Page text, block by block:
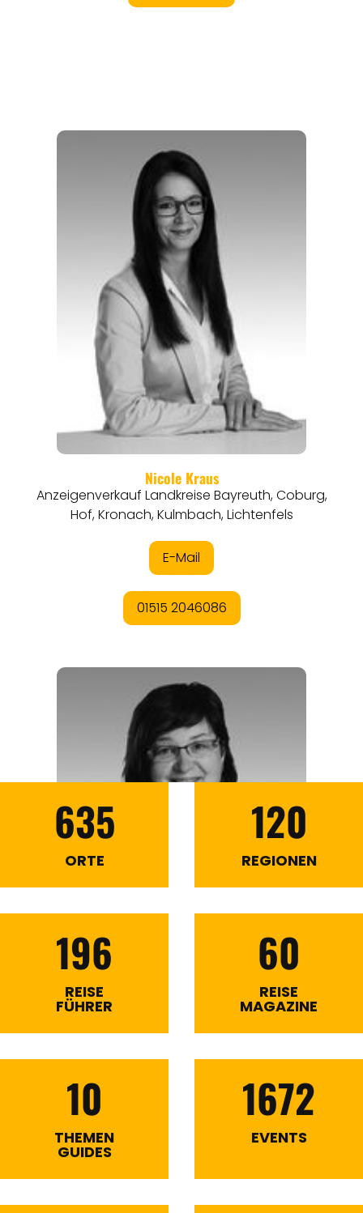
635
ORTE
120
REGIONEN
196
REISE
FÜHRER
60
REISE
MAGAZINE
10
THEMEN
GUIDES
1672
EVENTS